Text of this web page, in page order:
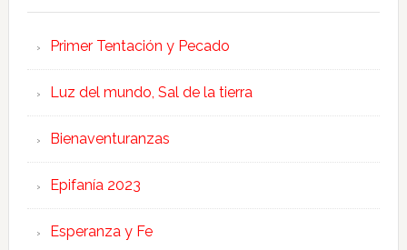
Primer Tentación y Pecado
Luz del mundo, Sal de la tierra
Bienaventuranzas
Epifanía 2023
Esperanza y Fe